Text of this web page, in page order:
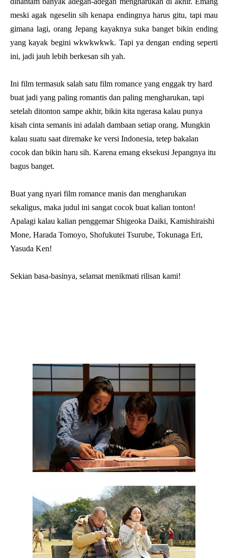
meski agak ngeselin sih kenapa endingnya harus gitu, tapi mau
gimana lagi, orang Jepang kayaknya suka banget bikin ending
yang kayak begini wkwkwkwk. Tapi ya dengan ending seperti
ini, jadi jauh lebih berkesan sih yah.
Ini film termasuk salah satu film romance yang enggak try hard
buat jadi yang paling romantis dan paling mengharukan, tapi
setelah ditonton sampe akhir, bikin kita ngerasa kalau punya
kisah cinta semanis ini adalah dambaan setiap orang. Mungkin
kalau suatu saat diremake ke versi Indonesia, tetep bakalan
cocok dan bikin haru sih. Karena emang eksekusi Jepangnya itu
bagus banget.
Buat yang nyari film romance manis dan mengharukan
sekaligus, maka judul ini sangat cocok buat kalian tonton!
Apalagi kalau kalian penggemar Shigeoka Daiki, Kamishiraishi
Mone, Harada Tomoyo, Shofukutei Tsurube, Tokunaga Eri,
Yasuda Ken!
Sekian basa-basinya, selamat menikmati rilisan kami!